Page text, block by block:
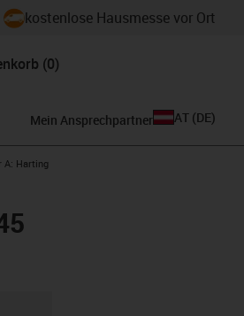
kostenlose Hausmesse vor Ort
(0)
Mein Ansprechpartner AT (DE)
A: Harting